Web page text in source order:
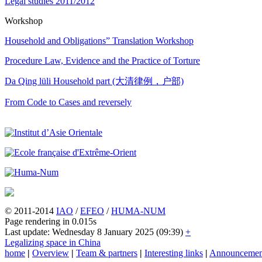
Workshop
Household and Obligations” Translation Workshop
Procedure Law, Evidence and the Practice of Torture
Da Qing lüli Household part (大清律例，户部)
From Code to Cases and reversely
© 2011-2014 IAO /EFEO /HUMA-NUM
Page rendering in 0.015s
Last update: Wednesday 8 January 2025 (09:39) +
Legalizing space in China
home | Overview | Team & partners | Interesting links |